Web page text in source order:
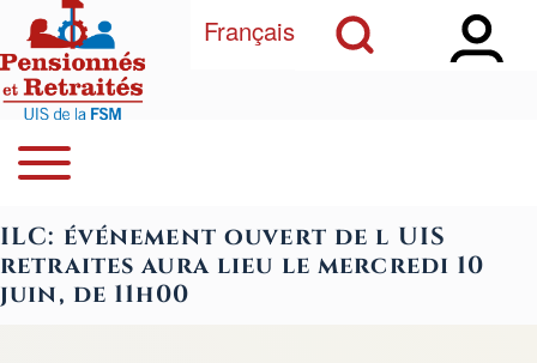
Aller au contenu principal
Close Search Block
Open Sidebar
Open Search Block
Français
Navegación principal
Open or Close horizontal Main Menu
ILC: événement ouvert de l UIS
retraites aura lieu le mercredi 10
juin, de 11h00